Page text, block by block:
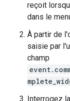
reçoit
dans le
À partir de
saisie par
champ
Interrogez